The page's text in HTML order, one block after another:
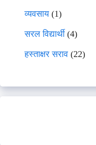
व्यवसाय(1)
सरल विद्यार्थी(4)
हस्ताक्षर सराव (22)